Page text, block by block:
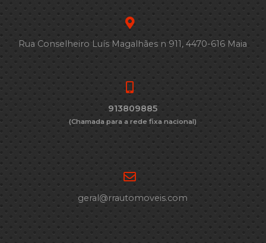
Rua Conselheiro Luís Magalhães n 911, 4470-616 Maia
913809885
(Chamada para a rede fixa nacional)
geral@rrautomoveis.com